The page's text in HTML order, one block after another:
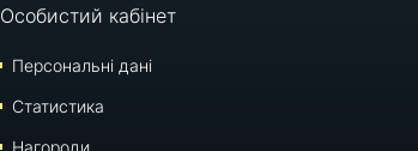
Особистий кабінет
Персональні дані
Статистика
Нагороди